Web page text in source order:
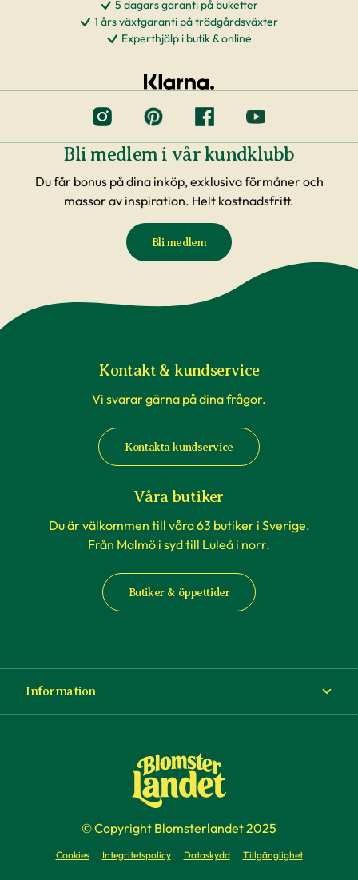
5 dagars garanti på buketter
1 års växtgaranti på trädgårdsväxter
Experthjälp i butik & online
Bli medlem i vår kundklubb
Du får bonus på dina inköp, exklusiva förmåner och
massor av inspiration. Helt kostnadsfritt.
Bli medlem
Kontakt & kundservice
Vi svarar gärna på dina frågor.
Kontakta kundservice
Våra butiker
Du är välkommen till våra 63 butiker i Sverige.
Från Malmö i syd till Luleå i norr.
Butiker & öppettider
Information
Köp- och leveransvillkor
Företag
© Copyright Blomsterlandet 2025
Cookies Integritetspolicy Dataskydd Tillgänglighet